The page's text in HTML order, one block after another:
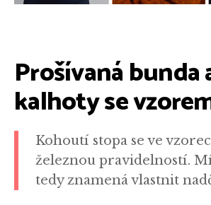
Prošívaná bunda
kalhoty se
Kohoutí stopa se ve
železnou pravidelností.
tedy znamená vlastnit